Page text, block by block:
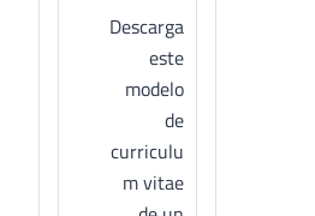
Descarga
este
modelo
de
curriculu
m vitae